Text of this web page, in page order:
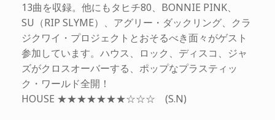
13曲を収録。他にもタヒチ80、BONNIE PINK、
SU（RIP SLYME）、アグリー・ダックリング、クラ
ジクワイ・プロジェクトとおそるべき面々がゲスト
参加しています。ハウス、ロック、ディスコ、ジャ
ズがクロスオーバーする、ポップなプラスティッ
ク・ワールド全開！
HOUSE ★★★★★★★☆☆☆ (S.N)